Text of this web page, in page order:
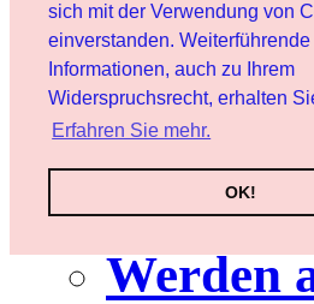
sich mit der Verwendung von
einverstanden. Weiterführende
Informationen, auch zu Ihrem
Widerspruchsrecht, erhalten
Erfahren Sie mehr.
OK!
Service
Werden